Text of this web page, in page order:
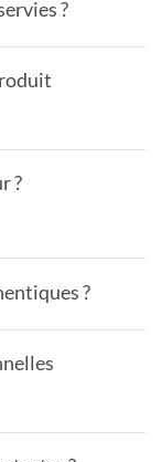
?
?
?